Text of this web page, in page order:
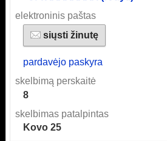
elektroninis paštas
siųsti žinutę
pardavėjo paskyra
skelbimą perskaitė
8
skelbimas patalpintas
Kovo 25